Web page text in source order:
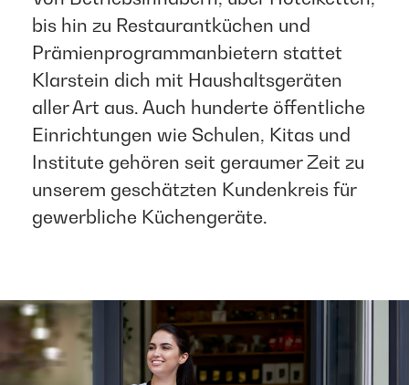
bis hin zu Restaurantküchen und
Prämienprogrammanbietern stattet
Klarstein dich mit Haushaltsgeräten
aller Art aus. Auch hunderte öffentliche
Einrichtungen wie Schulen, Kitas und
Institute gehören seit geraumer Zeit zu
unserem geschätzten Kundenkreis für
gewerbliche Küchengeräte.